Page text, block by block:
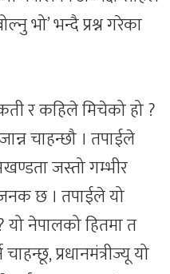
भो’ भन्दै प्रश्न गरेका
र कहिले मिचेको हो ?
चाहन्छौ । तपाईले
जस्तो गम्भीर
छ । तपाईले यो
नेपालको हितमा त
प्रधानमंत्रीज्यू यो